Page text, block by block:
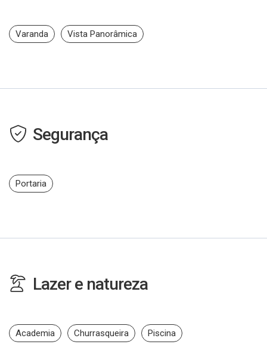
Varanda Vista Panorâmica
Segurança
Portaria
Lazer e natureza
Academia Churrasqueira Piscina